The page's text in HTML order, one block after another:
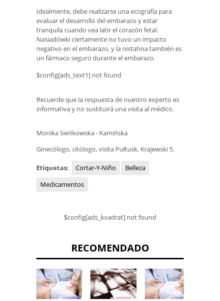
Idealmente, debe realizarse una ecografía para
evaluar el desarrollo del embarazo y estar
tranquila cuando vea latir el corazón fetal.
Nasiadówki ciertamente no tuvo un impacto
negativo en el embarazo, y la nistatina también es
un fármaco seguro durante el embarazo.
$config[ads_text1] not found
Recuerde que la respuesta de nuestro experto es
informativa y no sustituirá una visita al médico.
Monika Sieńkowska - Kamińska
Ginecólogo, citólogo, visita Pułtusk, Krajewski 5.
Etiquetas: Cortar-Y-Niño
Belleza
Medicamentos
$config[ads_kvadrat] not found
RECOMENDADO